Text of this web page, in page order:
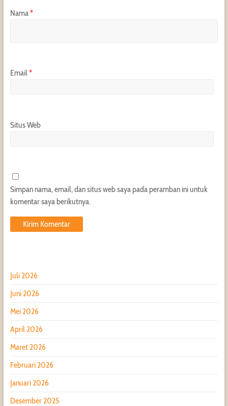
Nama*
Email*
Situs Web
Simpan nama, email, dan situs web saya pada peramban ini untuk
komentar saya berikutnya.
Juli 2026
Juni 2026
Mei 2026
April 2026
Maret 2026
Februari 2026
Januari 2026
Desember 2025